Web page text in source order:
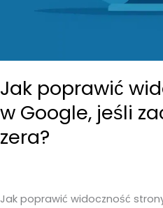
Jak poprawić
w Google, jeśli
zera?
Jak poprawić widoczność